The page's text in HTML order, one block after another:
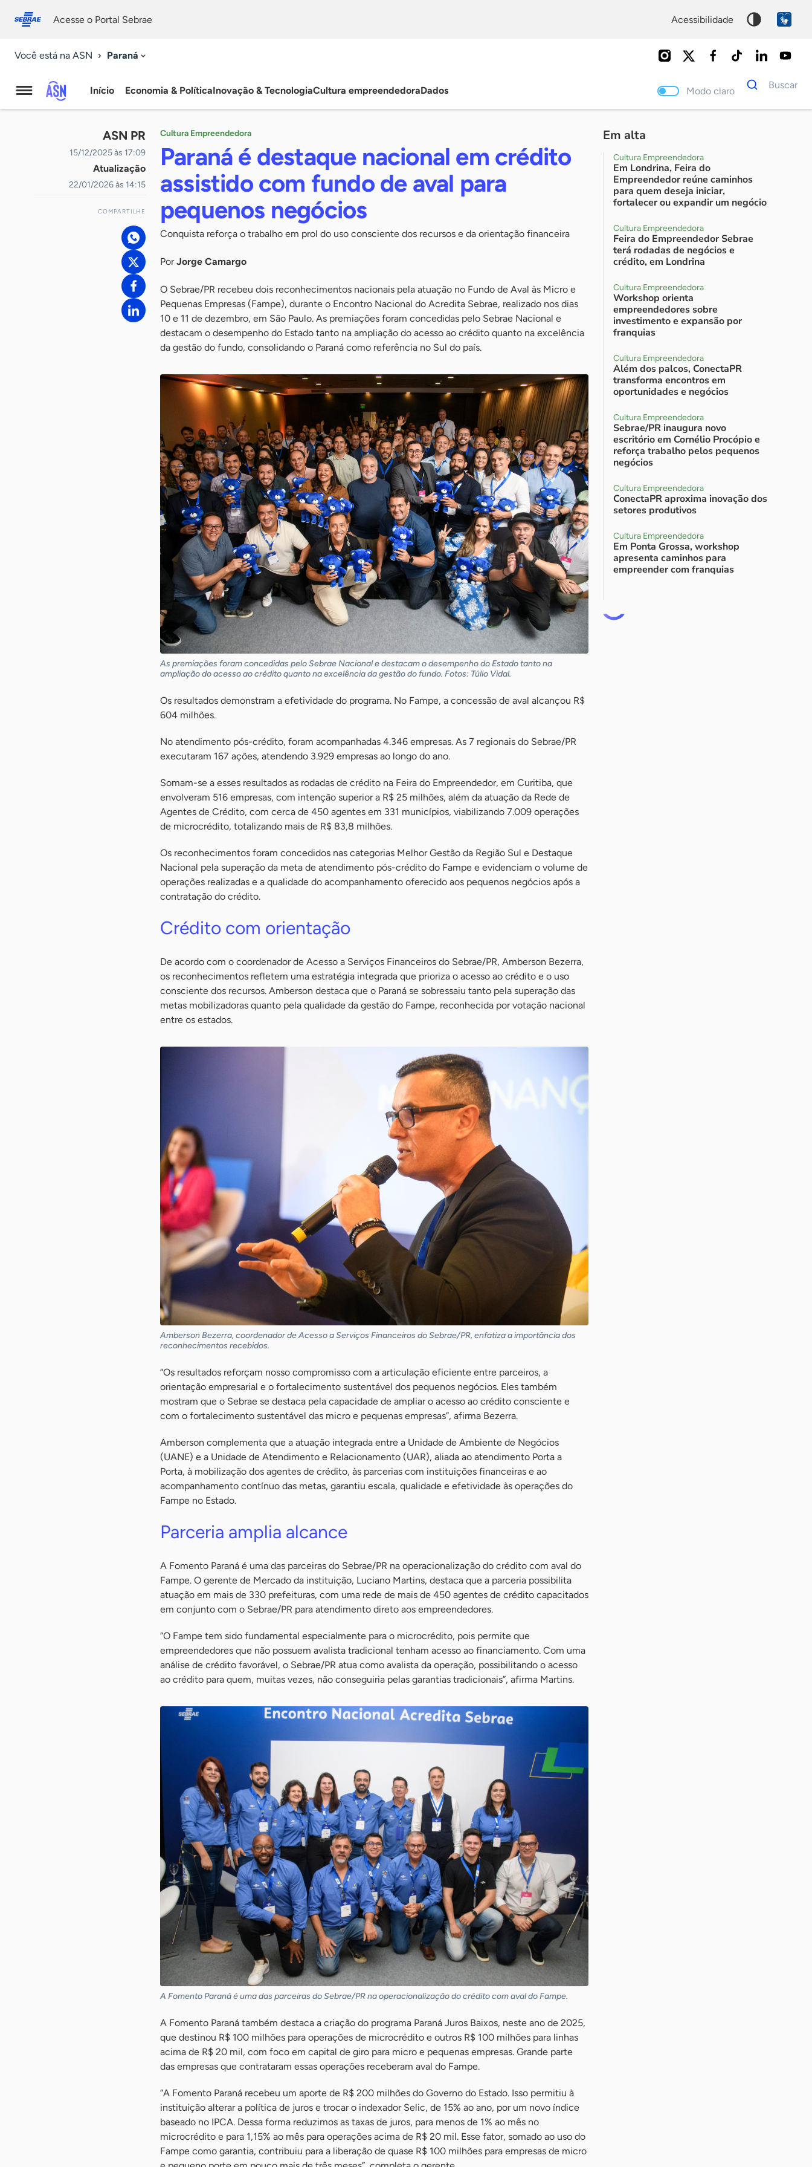
conosco
Acesse o Portal Sebrae acessibilidade
Você está na ASN Paraná
Agência
Sebrae
Notícias
Início Economia & PolíticaInovação & TecnologiaCultura empreendedoraDados Modo claro
Dados
para
Buscar
ASN PR
15/12/2025 às 17:09
Atualização
22/01/2026 às 14:15
COMPARTILHE
Cultura Empreendedora
Paraná é destaque nacional em crédito
assistido com fundo de aval para
pequenos negócios
Conquista reforça o trabalho em prol do uso consciente dos recursos e da orientação financeira
PorJorge Camargo
O Sebrae/PR recebeu dois reconhecimentos nacionais pela atuação no Fundo de Aval às Micro e
Pequenas Empresas (Fampe), durante o Encontro Nacional do Acredita Sebrae, realizado nos dias
10 e 11 de dezembro, em São Paulo. As premiações foram concedidas pelo Sebrae Nacional e
destacam o desempenho do Estado tanto na ampliação do acesso ao crédito quanto na excelência
da gestão do fundo, consolidando o Paraná como referência no Sul do país.
As premiações foram concedidas pelo Sebrae Nacional e destacam o desempenho do Estado tanto na
ampliação do acesso ao crédito quanto na excelência da gestão do fundo. Fotos: Túlio Vidal.
Os resultados demonstram a efetividade do programa. No Fampe, a concessão de aval alcançou R$
604 milhões.
No atendimento pós-crédito, foram acompanhadas 4.346 empresas. As 7 regionais do Sebrae/PR
executaram 167 ações, atendendo 3.929 empresas ao longo do ano.
Somam-se a esses resultados as rodadas de crédito na Feira do Empreendedor, em Curitiba, que
envolveram 516 empresas, com intenção superior a R$ 25 milhões, além da atuação da Rede de
Agentes de Crédito, com cerca de 450 agentes em 331 municípios, viabilizando 7.009 operações
de microcrédito, totalizando mais de R$ 83,8 milhões.
Os reconhecimentos foram concedidos nas categorias Melhor Gestão da Região Sul e Destaque
Nacional pela superação da meta de atendimento pós-crédito do Fampe e evidenciam o volume de
operações realizadas e a qualidade do acompanhamento oferecido aos pequenos negócios após a
contratação do crédito.
Crédito com orientação
De acordo com o coordenador de Acesso a Serviços Financeiros do Sebrae/PR, Amberson Bezerra,
os reconhecimentos refletem uma estratégia integrada que prioriza o acesso ao crédito e o uso
consciente dos recursos. Amberson destaca que o Paraná se sobressaiu tanto pela superação das
metas mobilizadoras quanto pela qualidade da gestão do Fampe, reconhecida por votação nacional
entre os estados.
Amberson Bezerra, coordenador de Acesso a Serviços Financeiros do Sebrae/PR, enfatiza a importância dos
reconhecimentos recebidos.
“Os resultados reforçam nosso compromisso com a articulação eficiente entre parceiros, a
orientação empresarial e o fortalecimento sustentável dos pequenos negócios. Eles também
mostram que o Sebrae se destaca pela capacidade de ampliar o acesso ao crédito consciente e
com o fortalecimento sustentável das micro e pequenas empresas”, afirma Bezerra.
Amberson complementa que a atuação integrada entre a Unidade de Ambiente de Negócios
(UANE) e a Unidade de Atendimento e Relacionamento (UAR), aliada ao atendimento Porta a
Porta, à mobilização dos agentes de crédito, às parcerias com instituições financeiras e ao
acompanhamento contínuo das metas, garantiu escala, qualidade e efetividade às operações do
Fampe no Estado.
Parceria amplia alcance
A Fomento Paraná é uma das parceiras do Sebrae/PR na operacionalização do crédito com aval do
Fampe. O gerente de Mercado da instituição, Luciano Martins, destaca que a parceria possibilita
atuação em mais de 330 prefeituras, com uma rede de mais de 450 agentes de crédito capacitados
em conjunto com o Sebrae/PR para atendimento direto aos empreendedores.
“O Fampe tem sido fundamental especialmente para o microcrédito, pois permite que
empreendedores que não possuem avalista tradicional tenham acesso ao financiamento. Com uma
análise de crédito favorável, o Sebrae/PR atua como avalista da operação, possibilitando o acesso
ao crédito para quem, muitas vezes, não conseguiria pelas garantias tradicionais”, afirma Martins.
A Fomento Paraná é uma das parceiras do Sebrae/PR na operacionalização do crédito com aval do Fampe.
A Fomento Paraná também destaca a criação do programa Paraná Juros Baixos, neste ano de 2025,
que destinou R$ 100 milhões para operações de microcrédito e outros R$ 100 milhões para linhas
acima de R$ 20 mil, com foco em capital de giro para micro e pequenas empresas. Grande parte
das empresas que contrataram essas operações receberam aval do Fampe.
“A Fomento Paraná recebeu um aporte de R$ 200 milhões do Governo do Estado. Isso permitiu à
instituição alterar a política de juros e trocar o indexador Selic, de 15% ao ano, por um novo índice
baseado no IPCA. Dessa forma reduzimos as taxas de juros, para menos de 1% ao mês no
microcrédito e para 1,15% ao mês para operações acima de R$ 20 mil. Esse fator, somado ao uso do
Fampe como garantia, contribuiu para a liberação de quase R$ 100 milhões para empresas de micro
Em alta
Cultura Empreendedora
Em Londrina, Feira do
Empreendedor reúne caminhos
para quem deseja iniciar,
fortalecer ou expandir um negócio
Cultura Empreendedora
Feira do Empreendedor Sebrae
terá rodadas de negócios e
crédito, em Londrina
Cultura Empreendedora
Workshop orienta
empreendedores sobre
investimento e expansão por
franquias
Cultura Empreendedora
Além dos palcos, ConectaPR
transforma encontros em
oportunidades e negócios
Cultura Empreendedora
Sebrae/PR inaugura novo
escritório em Cornélio Procópio e
reforça trabalho pelos pequenos
negócios
Cultura Empreendedora
ConectaPR aproxima inovação dos
setores produtivos
Cultura Empreendedora
Em Ponta Grossa, workshop
apresenta caminhos para
empreender com franquias